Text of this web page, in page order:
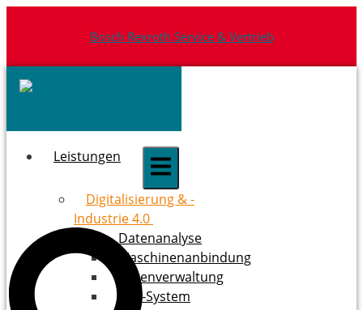
Bosch Rexroth Service & Vertrieb
Leistungen
Digitalisierung & ­
Industrie 4.0
Datenanalyse
Maschinenanbindung
Datenverwaltung
ERP-System